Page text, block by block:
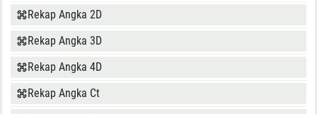
Rekap Angka 2D
Rekap Angka 3D
Rekap Angka 4D
Rekap Angka Ct